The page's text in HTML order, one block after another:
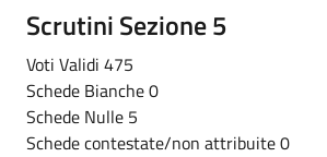
Scrutini Sezione 5
Voti Validi 475
Schede Bianche 0
Schede Nulle 5
Schede contestate/non attribuite 0